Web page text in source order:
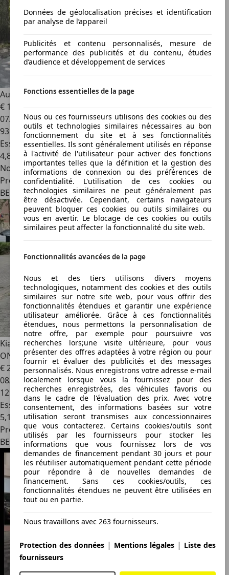
Données de géolocalisation précises et identification
par analyse de l’appareil
Publicités et contenu personnalisés, mesure de
performance des publicités et du contenu, études
d’audience et développement de services
Fonctions essentielles de la page
Nous ou ces fournisseurs utilisons des cookies ou des
outils et technologies similaires nécessaires au bon
fonctionnement du site et à ses fonctionnalités
essentielles. Ils sont généralement utilisés en réponse
à l'activité de l'utilisateur pour activer des fonctions
importantes telles que la définition et la gestion des
informations de connexion ou des préférences de
confidentialité. L'utilisation de ces cookies ou
technologies similaires ne peut généralement pas
être désactivée. Cependant, certains navigateurs
peuvent bloquer ces cookies ou outils similaires ou
vous en avertir. Le blocage de ces cookies ou outils
similaires peut affecter la fonctionnalité du site web.
Fonctionnalités avancées de la page
Nous et des tiers utilisons divers moyens
technologiques, notamment des cookies et des outils
similaires sur notre site web, pour vous offrir des
fonctionnalités étendues et garantir une expérience
utilisateur améliorée. Grâce à ces fonctionnalités
étendues, nous permettons la personnalisation de
notre offre, par exemple pour poursuivre vos
recherches lors;une visite ultérieure, pour vous
présenter des offres adaptées à votre région ou pour
fournir et évaluer des publicités et des messages
personnalisés. Nous enregistrons votre adresse e-mail
localement lorsque vous la fournissez pour des
recherches enregistrées, des véhicules favoris ou
dans le cadre de l'évaluation des prix. Avec votre
consentement, des informations basées sur votre
utilisation seront transmises aux concessionnaires
que vous contacterez. Certains cookies/outils sont
utilisés par les fournisseurs pour stocker les
informations que vous fournissez lors de vos
demandes de financement pendant 30 jours et pour
les réutiliser automatiquement pendant cette période
pour répondre à de nouvelles demandes de
financement. Sans ces cookies/outils, ces
fonctionnalités étendues ne peuvent être utilisées en
tout ou en partie.
Nous travaillons avec 263 fournisseurs.
Protection des données | Mentions légales | Liste des
fournisseurs
Audi A3A3 Sportback 30 TFSI Attraction
€ 16 900
07/2021
93 490 km
Essence
4,8 l/100 km (mixte)
Nouveau
Professionnel
BE 8870
Kia Picanto1.0i 12v 1E EIGENAAR / AIRCO / DEALER
ONDERHOUDEN
€ 2 800
08/2009
125 000 km
Essence
5,1 l/100 km (mixte)
Professionnel
BE 1800